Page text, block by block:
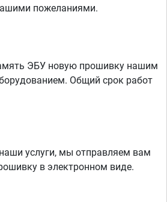
пожеланиями.
ЭБУ новую прошивку нашим
Общий срок работ
услуги, мы отправляем вам
в электронном виде.